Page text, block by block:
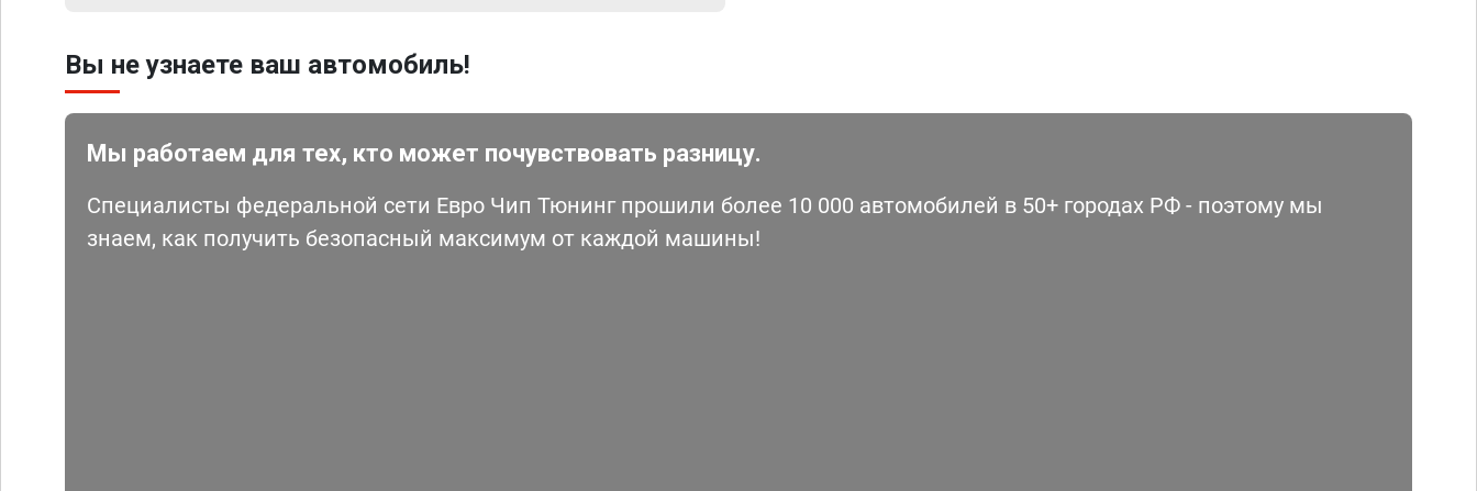
Вы не узнаете ваш автомобиль!
Мы работаем для тех, кто может почувствовать разницу.
Специалисты федеральной сети Евро Чип Тюнинг прошили более 10 000 автомобилей в 50+ городах РФ - поэтому мы
знаем, как получить безопасный максимум от каждой машины!